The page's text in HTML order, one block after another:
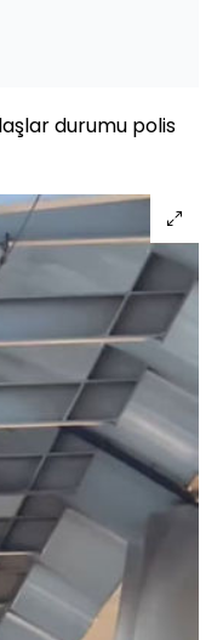
durumu polis